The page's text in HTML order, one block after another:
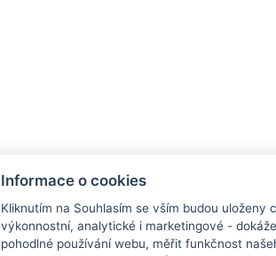
Informace o cookies
Kliknutím na Souhlasím se vším budou uloženy
výkonnostní, analytické i marketingové -
pohodlné používání webu, měřit funkčnost